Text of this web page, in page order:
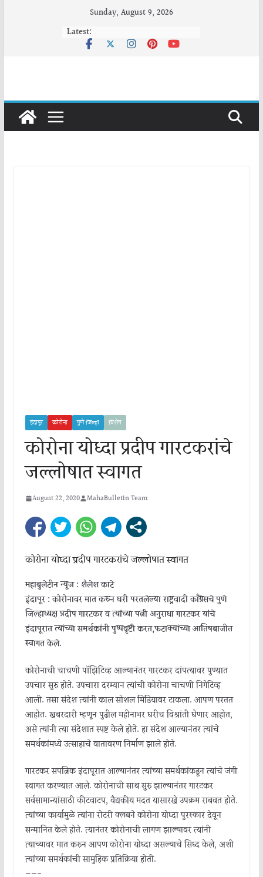
Sunday, August 9, 2026
Latest:
इंदापूर कोरोना पुणे जिल्हा विशेष
कोरोना योध्दा प्रदीप गारटकरांचे
जल्लोषात स्वागत
August 22, 2020 MahaBulletin Team
कोरोना योध्दा प्रदीप गारटकरांचे जल्लोषात स्वागत
महाबुलेटीन न्यूज : शैलेश काटे
इंदापूर : कोरोनावर मात करुन घरी परतलेल्या राष्ट्रवादी काँग्रेसचे पुणे
जिल्हाध्यक्ष प्रदीप गारटकर व त्यांच्या पत्नी अनुराधा गारटकर यांचे
इंदापूरात त्यांच्या समर्थकांनी पुष्पवृष्टी करत,फटाक्यांच्या आतिषबाजीत
स्वागत केले.
कोरोनाची चाचणी पॉझिटिव्ह आल्यानंतर गारटकर दांपत्यावर पुण्यात
उपचार सुरु होते. उपचारा दरम्यान त्यांची कोरोना चाचणी निगेटिव्ह
आली. तसा संदेश त्यांनी काल सोशल मिडियावर टाकला. आपण परतत
आहोत. खबरदारी म्हणून पुढील महीनाभर घरीच विश्रांती घेणार आहोत,
असे त्यांनी त्या संदेशात स्पष्ट केले होते. हा संदेश आल्यानंतर त्यांचे
समर्थकांमध्ये उत्साहाचे वातावरण निर्माण झाले होते.
गारटकर सपत्निक इंदापूरात आल्यानंतर त्यांच्या समर्थकांकडून त्यांचे जंगी
स्वागत करण्यात आले. कोरोनाची साथ सुरु झाल्यानंतर गारटकर
सर्वसामान्यांसाठी कीटवाटप, वैद्यकीय मदत यासारखे उपक्रम राबवत होते.
त्यांच्या कार्यामुळे त्यांना रोटरी क्लबने कोरोना योध्दा पुरस्कार देवून
सन्मानित केले होते. त्यानंतर कोरोनाची लागण झाल्यावर त्यांनी
त्याच्यावर मात करुन आपण कोरोना योध्दा असल्याचे सिध्द केले, अशी
त्यांच्या समर्थकांची सामुहिक प्रतिक्रिया होती.
——-